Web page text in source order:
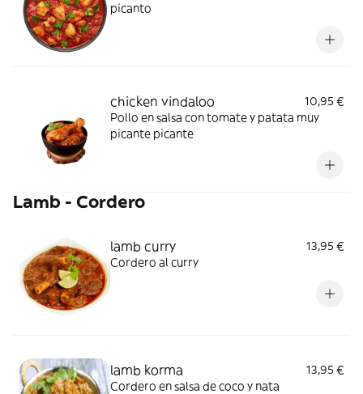
picanto
chicken vindaloo
10,95 €
Pollo en salsa con tomate y patata muy
picante picante
Lamb - Cordero
lamb curry
13,95 €
Cordero al curry
lamb korma
13,95 €
Cordero en salsa de coco y nata